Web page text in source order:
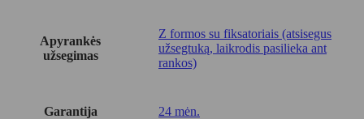
Apyrankės
užsegimas
Z formos su fiksatoriais (atsisegus
užsegtuką, laikrodis pasilieka ant
rankos)
Garantija 24 mėn.